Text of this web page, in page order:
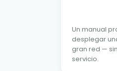
Un manual
desplegar
gran red —
servicio.